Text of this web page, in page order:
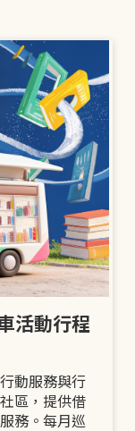
活動行程
動服務與行
區，提供借
務。每月巡